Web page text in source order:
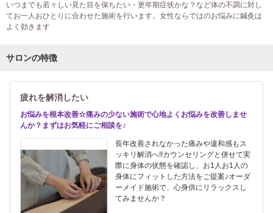
いつまでも若々しい見た目を保ちたい・更年期症状かな？など体の不調に対し
てお一人おひとりに合わせた施術を行います。女性ならではのお悩みに鍼灸は
よく効きます
サロンの特徴
疲れを解消したい
お悩みを根本改善☆痛みの少ない施術で心地よくお悩みを改善しませ
んか？まずはお気軽にご相談を♪
長年改善されなかった痛みや違和感もス
ッキリ解消へ!!カウンセリングと併せて実
際に身体の状態を確認し、お1人お1人の
身体にフィットした方法をご提案♪オーダ
ーメイド施術で、心身供にリラックスし
てみませんか？